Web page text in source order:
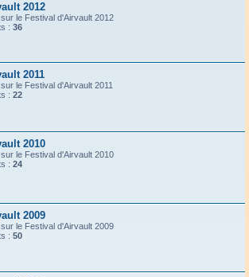
2012
le Festival d'Airvault 2012
: 36
2011
le Festival d'Airvault 2011
: 22
2010
le Festival d'Airvault 2010
: 24
2009
le Festival d'Airvault 2009
: 50